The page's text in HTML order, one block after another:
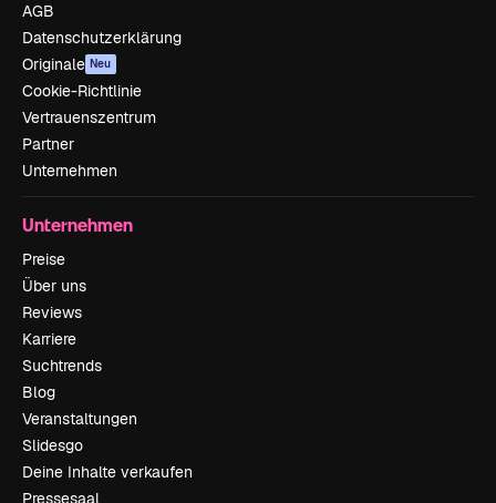
AGB
Datenschutzerklärung
Originale Neu
Cookie-Richtlinie
Vertrauenszentrum
Partner
Unternehmen
Unternehmen
Preise
Über uns
Reviews
Karriere
Suchtrends
Blog
Veranstaltungen
Slidesgo
Deine Inhalte verkaufen
Pressesaal